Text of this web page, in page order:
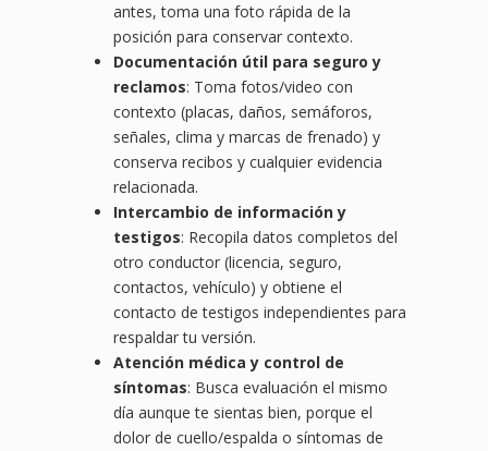
antes, toma una foto rápida de la
posición para conservar contexto.
Documentación útil para seguro y
reclamos: Toma fotos/video con
contexto (placas, daños, semáforos,
señales, clima y marcas de frenado) y
conserva recibos y cualquier evidencia
relacionada.
Intercambio de información y
testigos: Recopila datos completos del
otro conductor (licencia, seguro,
contactos, vehículo) y obtiene el
contacto de testigos independientes para
respaldar tu versión.
Atención médica y control de
síntomas: Busca evaluación el mismo
día aunque te sientas bien, porque el
dolor de cuello/espalda o síntomas de